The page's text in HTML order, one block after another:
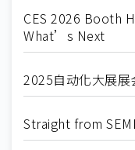
CES 2026 Booth
What’s Next
2025自动化大展展
Straight from